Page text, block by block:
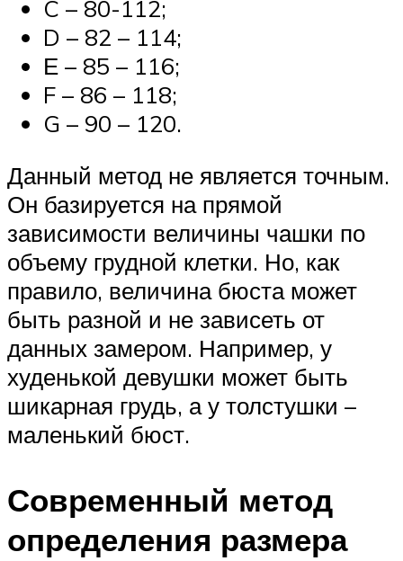
C – 80-112;
D – 82 – 114;
Е – 85 – 116;
F – 86 – 118;
G – 90 – 120.
Данный метод не является точным.
Он базируется на прямой
зависимости величины чашки по
объему грудной клетки. Но, как
правило, величина бюста может
быть разной и не зависеть от
данных замером. Например, у
худенькой девушки может быть
шикарная грудь, а у толстушки –
маленький бюст.
Современный метод
определения размера